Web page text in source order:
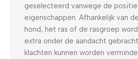
geselecteerd vanwege de
eigenschappen. Afhankelijk van
hond, het ras of de rasgroep
extra onder de aandacht
klachten kunnen worden